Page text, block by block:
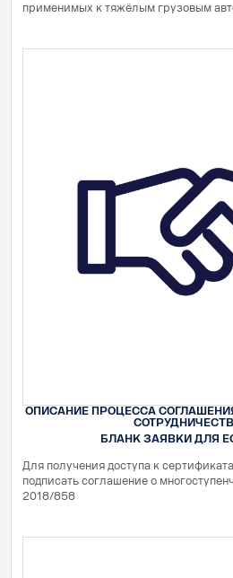
применимых к тяжёлым грузовым
ОПИСАНИЕ ПРОЦЕССА
БЛАНК ЗАЯВКИ ДЛЯ
Для получения доступа к
подписать соглашение о
2018/858